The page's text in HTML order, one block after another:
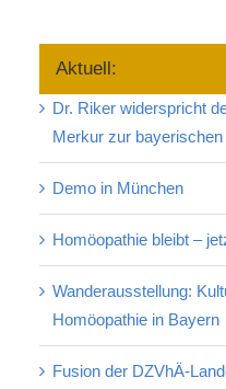
Aktuell:
Dr. Riker widerspricht
Merkur zur
Demo in München
Homöopathie bleibt –
Wanderausstellung:
Homöopathie in Bayern
Fusion der DZVhÄ-